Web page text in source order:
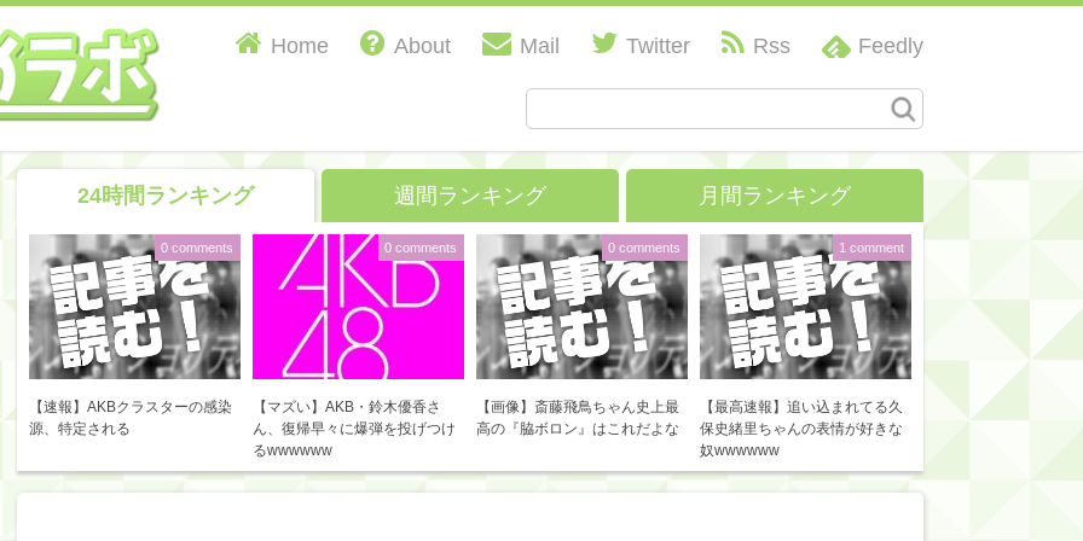
Home About Mail Twitter Rss Feedly
24時間ランキング 週間ランキング 月間ランキング
【速報】AKBクラスターの感染
源、特定される
0 comments
【マズい】AKB・鈴木優香さ
ん、復帰早々に爆弾を投げつけ
るwwwwww
0 comments
【画像】斎藤飛鳥ちゃん史上最
高の『脇ボロン』はこれだよな
0 comments
【最高速報】追い込まれてる久
保史緒里ちゃんの表情が好きな
奴wwwwww
1 comment